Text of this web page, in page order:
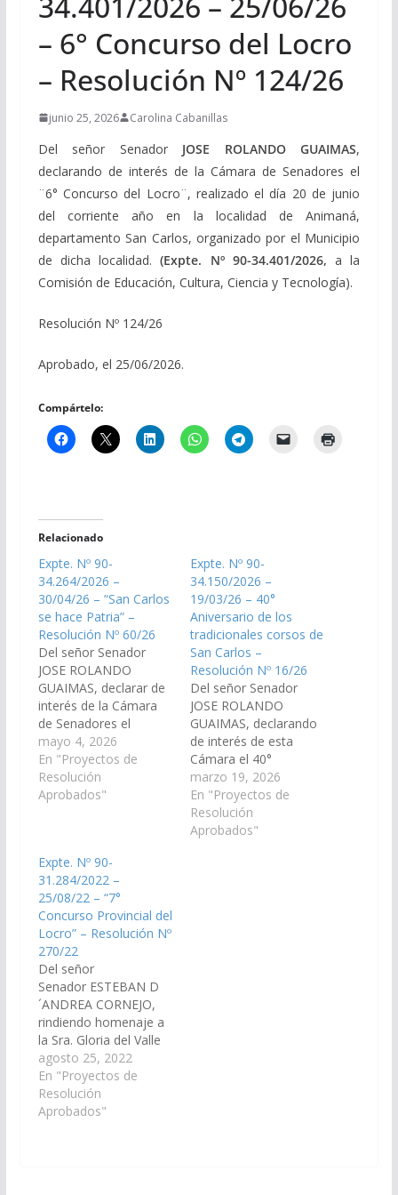
– 6° Concurso del Locro
– Resolución Nº 124/26
junio 25, 2026 Carolina Cabanillas
Del señor Senador JOSE ROLANDO GUAIMAS,
declarando de interés de la Cámara de Senadores el
¨6° Concurso del Locro¨, realizado el día 20 de junio
del corriente año en la localidad de Animaná,
departamento San Carlos, organizado por el Municipio
de dicha localidad.(Expte. Nº 90-34.401/2026,a la
Comisión de Educación, Cultura, Ciencia y Tecnología).
Resolución Nº 124/26
Aprobado, el 25/06/2026.
Compártelo:
Relacionado
Expte. Nº 90-
34.264/2026 –
30/04/26 – “San Carlos
se hace Patria” –
Resolución Nº 60/26
Del señor Senador
JOSE ROLANDO
GUAIMAS, declarar de
interés de la Cámara
de Senadores el
evento denominado
"San Carlos se hace
Patria", a realizarse los
días 23, 24 y 25 de
la conmemoración de
la Semana de…
mayo 4, 2026
En "Proyectos de
Resolución
Aprobados"
Expte. Nº 90-
34.150/2026 –
19/03/26 – 40°
Aniversario de los
tradicionales corsos de
San Carlos –
Resolución Nº 16/26
Del señor Senador
JOSE ROLANDO
GUAIMAS, declarando
de interés de esta
Cámara el 40°
Aniversario de los
tradicionales corsos de
San Carlos, en
reconocimiento a su
marzo 19, 2026
En "Proyectos de
Resolución
Aprobados"
Expte. Nº 90-
31.284/2022 –
25/08/22 – “7°
Concurso Provincial del
Locro” – Resolución Nº
270/22
Del señor
Senador ESTEBAN D
´ANDREA CORNEJO,
rindiendo homenaje a
la Sra. Gloria del Valle
Aguirre, Chicoanista
quien obtuvo el 1°
puesto en el Concurso
Provincial de la
agosto 25, 2022
En "Proyectos de
Resolución
Aprobados"